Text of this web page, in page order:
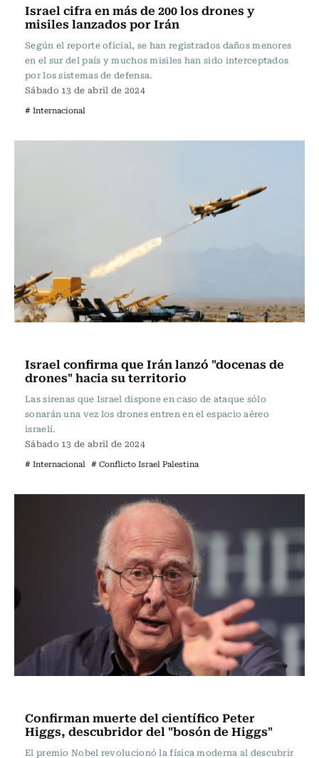
Israel cifra en más de 200 los drones y
misiles lanzados por Irán
Según el reporte oficial, se han registrados daños menores
en el sur del país y muchos misiles han sido interceptados
por los sistemas de defensa.
Sábado 13 de abril de 2024
# Internacional
Israel confirma que Irán lanzó "docenas de
drones" hacia su territorio
Las sirenas que Israel dispone en caso de ataque sólo
sonarán una vez los drones entren en el espacio aéreo
israelí.
Sábado 13 de abril de 2024
# Internacional # Conflicto Israel Palestina
Confirman muerte del científico Peter
Higgs, descubridor del "bosón de Higgs"
El premio Nobel revolucionó la física moderna al descubrir